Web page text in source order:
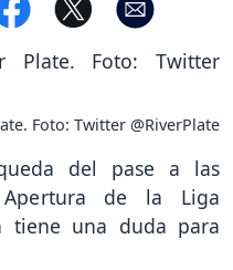
Foto: Twitter @RiverPlate
del pase a las
de la Liga
tiene una duda para